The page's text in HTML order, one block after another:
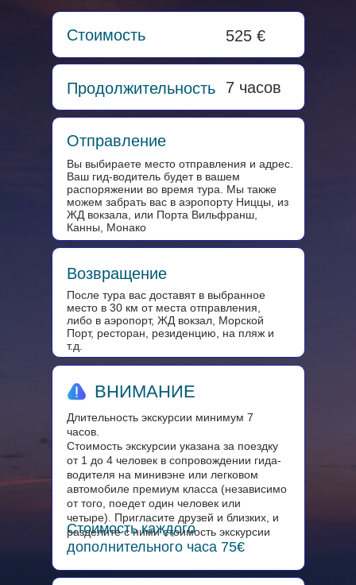
Вы выбираете место отправления и адрес.
Ваш гид-водитель будет в вашем
распоряжении во время тура. Мы также
можем забрать вас в аэропорту Ниццы, из
ЖД вокзала, или Порта Вильфранш,
Канны, Монако
Возвращение
После тура вас доставят в выбранное
место в 30 км от места отправления,
либо в аэропорт, ЖД вокзал, Морской
Порт, ресторан, резиденцию, на пляж и
т.д.
Продолжительность
Длительность экскурсии минимум 7
часов.
Стоимость экскурсии указана за поездку
от 1 до 4 человек в сопровождении гида-
водителя на минивэне или легковом
автомобиле премиум класса (независимо
от того, поедет один человек или
четыре). Пригласите друзей и близких, и
разделите с ними стоимость экскурсии
Отправление
7 часов
ВНИМАНИЕ
Стоимость каждого
дополнительного часа 75€
Стоимость 525 €